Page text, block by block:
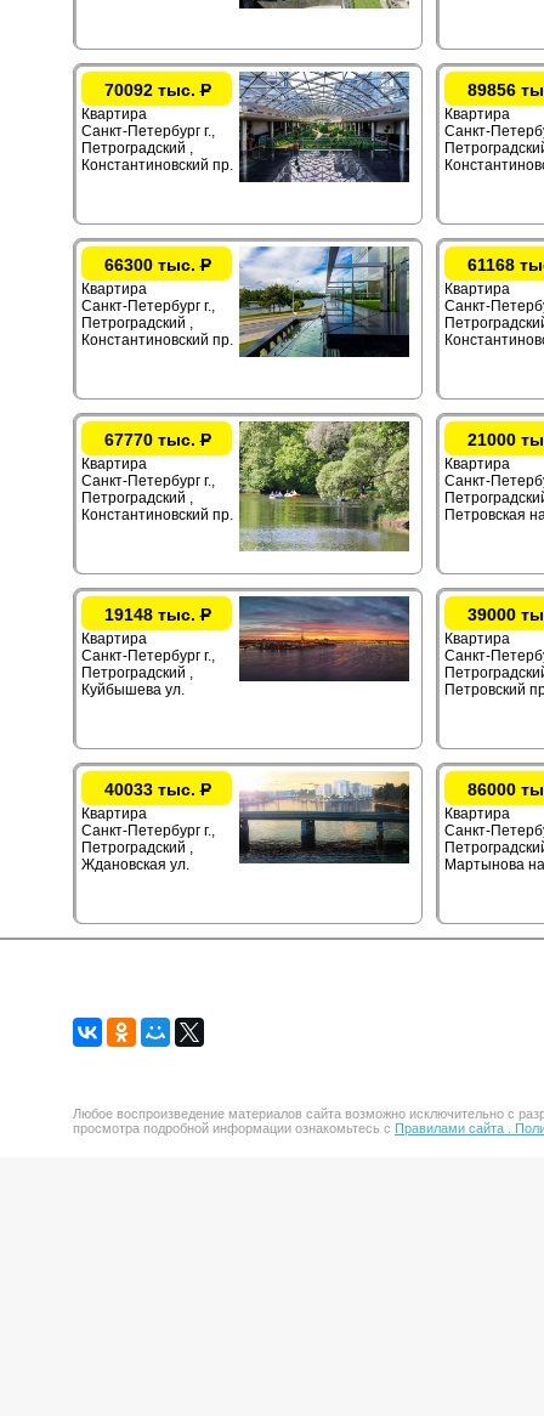
70092 тыс.Р
Квартира
Санкт-Петербург г.,
Петроградский ,
Константиновский пр.
89856
Квартира
Санкт-
66300 тыс.Р
Квартира
Санкт-Петербург г.,
Петроградский ,
Константиновский пр.
61168
Квартира
Санкт-
67770 тыс.Р
Квартира
Санкт-Петербург г.,
Петроградский ,
Константиновский пр.
21000
Квартира
Санкт-
Петровская
19148 тыс.Р
Квартира
Санкт-Петербург г.,
Петроградский ,
Куйбышева ул.
39000
Квартира
Санкт-
Петровский
40033 тыс.Р
Квартира
Санкт-Петербург г.,
Петроградский ,
Ждановская ул.
86000
Квартира
Санкт-
Мартынова
Любое воспроизведение материалов сайта возможно исключительно с
просмотра подробной информации ознакомьтесь с Правилами сайта .